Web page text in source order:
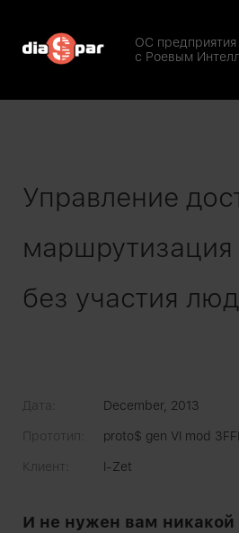
ОС предприятия
с Роевым
Управление
маршрутизация
без участия
Дата: December, 2013
Прототип: proto$ gen VI mod
Клиент: I-Zet
И не нужен вам никакой